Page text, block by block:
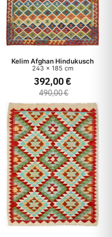
Kelim Afghan Hindukusch
243 x 185 cm
392,00 €
490,00 €